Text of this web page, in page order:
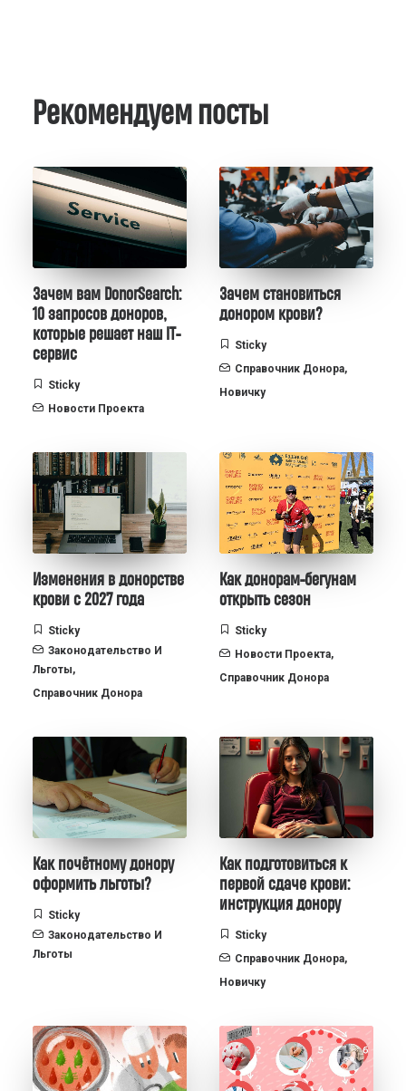
Рекомендуем посты
Зачем вам DonorSearch:
10 запросов доноров,
которые решает наш IT-
сервис
Sticky
Новости Проекта
Зачем становиться
донором крови?
Sticky
Справочник Донора,
Новичку
Изменения в донорстве
крови с 2027 года
Sticky
Законодательство И
Льготы,
Справочник Донора
Как донорам-бегунам
открыть сезон
Sticky
Новости Проекта,
Справочник Донора
Как почётному донору
оформить льготы?
Sticky
Законодательство И
Льготы
Как подготовиться к
первой сдаче крови:
инструкция донору
Sticky
Справочник Донора,
Новичку